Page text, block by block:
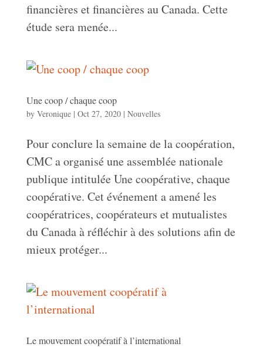
financières et financières au Canada. Cette
étude sera menée...
Une coop / chaque coop
by Veronique| Oct 27, 2020| Nouvelles
Pour conclure la semaine de la coopération,
CMC a organisé une assemblée nationale
publique intitulée Une coopérative, chaque
coopérative. Cet événement a amené les
coopératrices, coopérateurs et mutualistes
du Canada à réfléchir à des solutions afin de
mieux protéger...
Le mouvement coopératif à l’international